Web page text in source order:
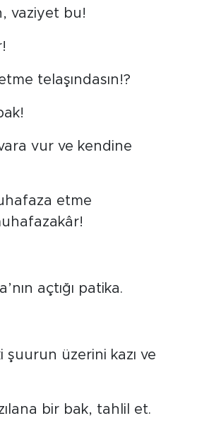
vaziyet bu!
telaşındasın!?
vur ve kendine
etme
açtığı patika.
şuurun üzerini kazı ve
bir bak, tahlil et.